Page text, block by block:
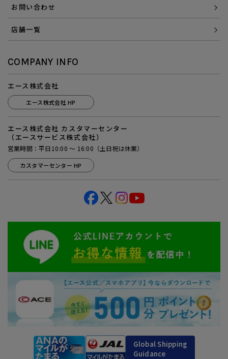
お問い合わせ
店舗一覧
COMPANY INFO
エース株式会社
エース株式会社 HP
エース株式会社 カスタマーセンター
（エースサービス株式会社）
営業時間：平日10:00 ～ 16:00（土日祝は休業）
カスタマーセンター HP
Global Shipping
Guidance